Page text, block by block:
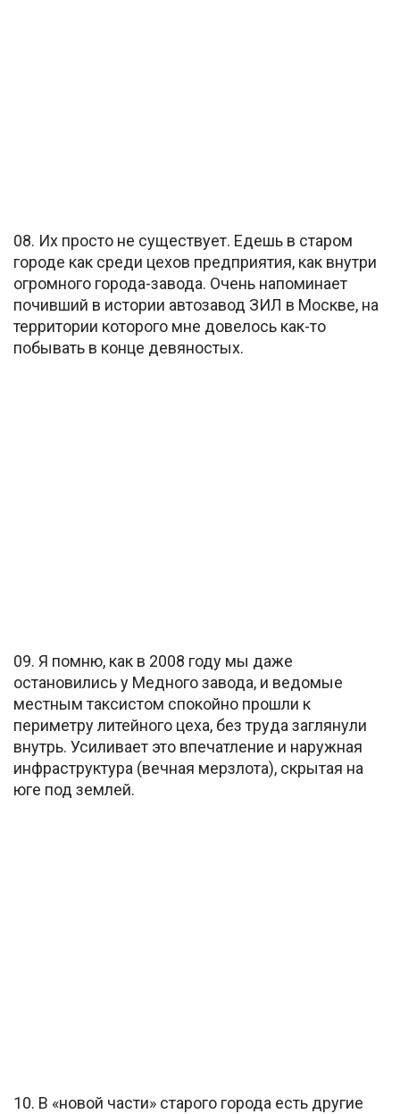
08. Их просто не существует. Едешь в старом
городе как среди цехов предприятия, как внутри
огромного города-завода. Очень напоминает
почивший в истории автозавод ЗИЛ в Москве, на
территории которого мне довелось как-то
побывать в конце девяностых.
09. Я помню, как в 2008 году мы даже
остановились у Медного завода, и ведомые
местным таксистом спокойно прошли к
периметру литейного цеха, без труда заглянули
внутрь. Усиливает это впечатление и наружная
инфраструктура (вечная мерзлота), скрытая на
юге под землей.
10. В «новой части» старого города есть другие